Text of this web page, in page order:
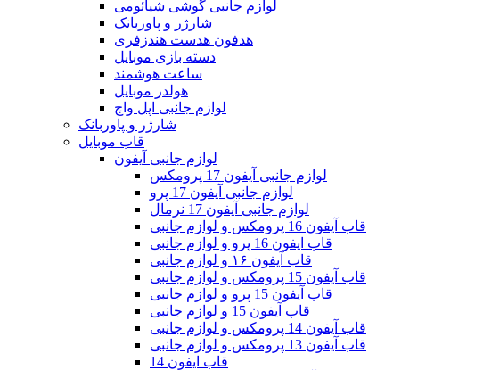
لوازم جانبی گوشی شیائومی
شارژر و پاوربانک
هدفون هدست هندزفری
دسته بازی موبایل
ساعت هوشمند
هولدر موبایل
لوازم جانبی اپل واچ
شارژر و پاوربانک
قاب موبایل
لوازم جانبی آیفون
لوازم جانبی آیفون 17 پرومکس
لوازم جانبی آیفون 17 پرو
لوازم جانبی آیفون 17 نرمال
قاب آیفون 16 پرومکس و لوازم جانبی
قاب ایفون 16 پرو و لوازم جانبی
قاب آیفون ۱۶ و لوازم جانبی
قاب آیفون 15 پرومکس و لوازم جانبی
قاب آیفون 15 پرو و لوازم جانبی
قاب آیفون 15 و لوازم جانبی
قاب آیفون 14 پرومکس و لوازم جانبی
قاب آیفون 13 پرومکس و لوازم جانبی
قاب ایفون 14